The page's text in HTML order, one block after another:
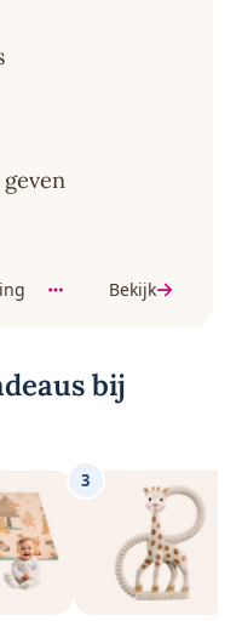
Bekijk
bij
3